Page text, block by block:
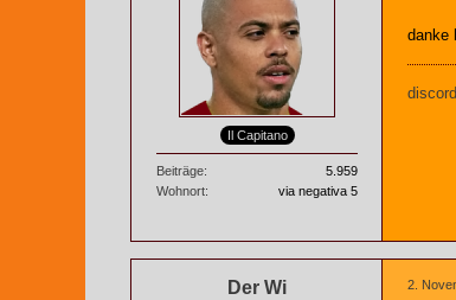
Il Capitano
Beiträge
5.959
Wohnort
via negativa 5
danke
Der Wi 2.